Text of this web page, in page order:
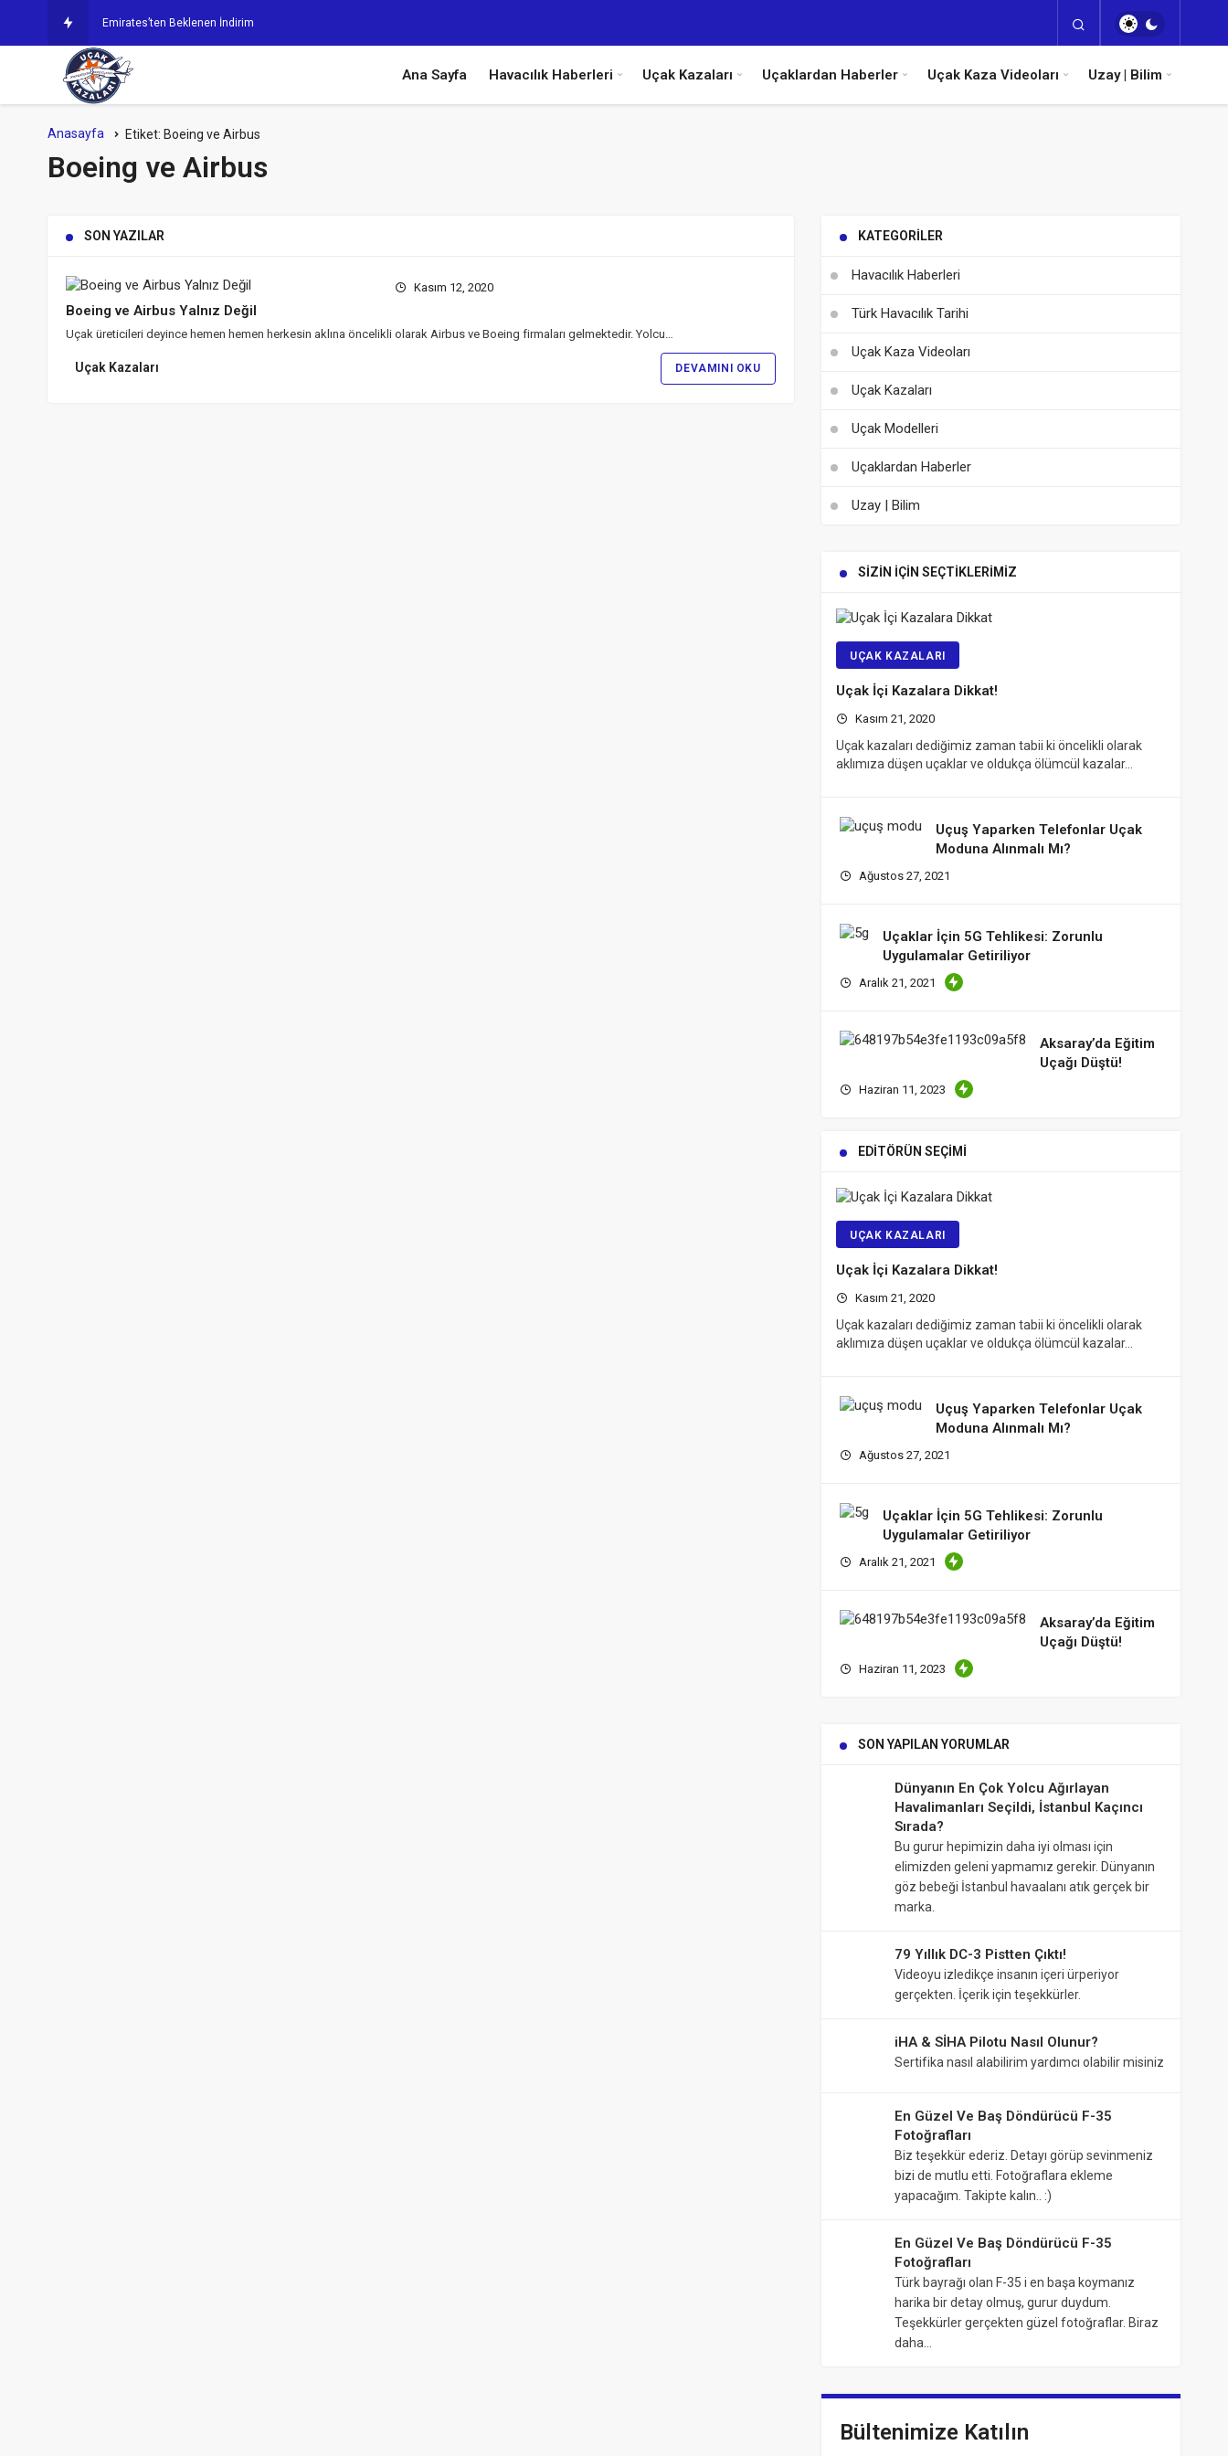
Emirates’ten Beklenen İndirim Geldi
Ana Sayfa Havacılık Haberleri Uçak Kazaları Uçaklardan Haberler Uçak Kaza Videoları Uzay | Bilim
Anasayfa Etiket: Boeing ve Airbus
Boeing ve Airbus
SON YAZILAR
Kasım 12, 2020
Boeing ve Airbus Yalnız Değil
Uçak üreticileri deyince hemen hemen herkesin aklına öncelikli olarak Airbus ve Boeing firmaları gelmektedir. Yolcu…
Uçak Kazaları DEVAMINI OKU
KATEGORILER
Havacılık Haberleri
Türk Havacılık Tarihi
Uçak Kaza Videoları
Uçak Kazaları
Uçak Modelleri
Uçaklardan Haberler
Uzay | Bilim
SIZIN İÇIN SEÇTIKLERIMIZ
UÇAK KAZALARI
Uçak İçi Kazalara Dikkat!
Kasım 21, 2020
Uçak kazaları dediğimiz zaman tabii ki öncelikli olarak
aklımıza düşen uçaklar ve oldukça ölümcül kazalar…
Uçuş Yaparken Telefonlar Uçak
Moduna Alınmalı Mı?
Ağustos 27, 2021
Uçaklar İçin 5G Tehlikesi: Zorunlu
Uygulamalar Getiriliyor
Aralık 21, 2021
Aksaray’da Eğitim
Uçağı Düştü!
Haziran 11, 2023
EDITÖRÜN SEÇIMI
UÇAK KAZALARI
Uçak İçi Kazalara Dikkat!
Kasım 21, 2020
Uçak kazaları dediğimiz zaman tabii ki öncelikli olarak
aklımıza düşen uçaklar ve oldukça ölümcül kazalar…
Uçuş Yaparken Telefonlar Uçak
Moduna Alınmalı Mı?
Ağustos 27, 2021
Uçaklar İçin 5G Tehlikesi: Zorunlu
Uygulamalar Getiriliyor
Aralık 21, 2021
Aksaray’da Eğitim
Uçağı Düştü!
Haziran 11, 2023
SON YAPILAN YORUMLAR
Dünyanın En Çok Yolcu Ağırlayan
Havalimanları Seçildi, İstanbul Kaçıncı
Sırada?
Bu gurur hepimizin daha iyi olması için
elimizden geleni yapmamız gerekir. Dünyanın
göz bebeği İstanbul havaalanı atık gerçek bir
marka.
79 Yıllık DC-3 Pistten Çıktı!
Videoyu izledikçe insanın içeri ürperiyor
gerçekten. İçerik için teşekkürler.
iHA & SİHA Pilotu Nasıl Olunur?
Sertifika nasıl alabilirim yardımcı olabilir misiniz
En Güzel Ve Baş Döndürücü F-35
Fotoğrafları
Biz teşekkür ederiz. Detayı görüp sevinmeniz
bizi de mutlu etti. Fotoğraflara ekleme
yapacağım. Takipte kalın.. :)
En Güzel Ve Baş Döndürücü F-35
Fotoğrafları
Türk bayrağı olan F-35 i en başa koymanız
harika bir detay olmuş, gurur duydum.
Teşekkürler gerçekten güzel fotoğraflar. Biraz
daha…
Bültenimize Katılın